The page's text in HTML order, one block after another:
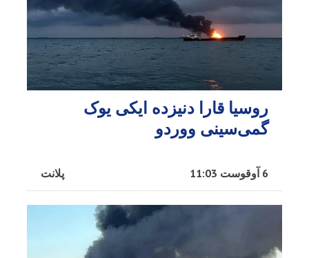
روسیا قارا دنیزده ایکی یوک
گمی‌سینی ووردو
پلانت 6 آوقوست 11:03